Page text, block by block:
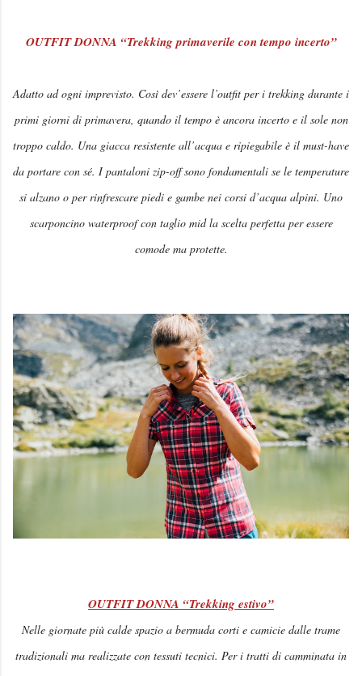
OUTFIT DONNA “Trekking primaverile con tempo incerto”
Adatto ad ogni imprevisto. Così dev’essere l’outfit per i trekking durante i
primi giorni di primavera, quando il tempo è ancora incerto e il sole non
troppo caldo. Una giacca resistente all’acqua e ripiegabile è il must-have
da portare con sé. I pantaloni zip-off sono fondamentali se le temperature
si alzano o per rinfrescare piedi e gambe nei corsi d’acqua alpini. Uno
scarponcino waterproof con taglio mid la scelta perfetta per essere
comode ma protette.
OUTFIT DONNA “Trekking estivo”
Nelle giornate più calde spazio a bermuda corti e camicie dalle trame
tradizionali ma realizzate con tessuti tecnici. Per i tratti di camminata in